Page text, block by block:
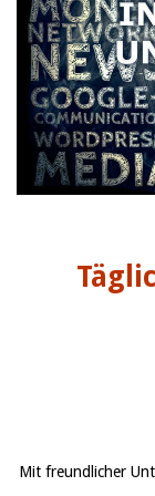
Mit freundlicher